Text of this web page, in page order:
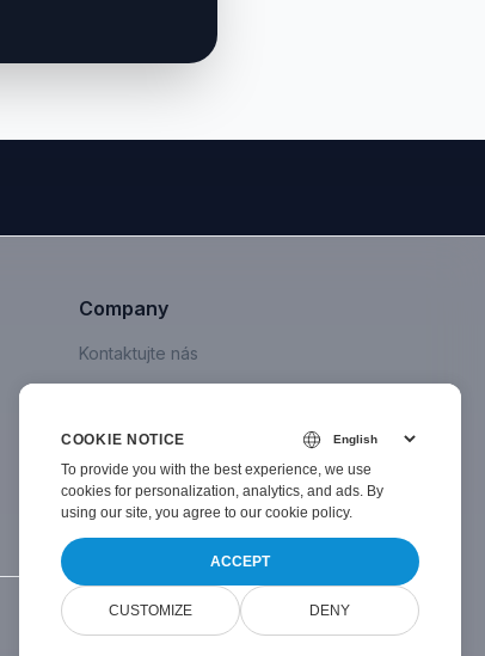
Company
Kontaktujte nás
Powered byDoconut Viewer 26.1.0
COOKIE NOTICE
To provide you with the best experience, we use
cookies for personalization, analytics, and ads. By
using our site, you agree to our cookie policy.
ACCEPT
CUSTOMIZE DENY